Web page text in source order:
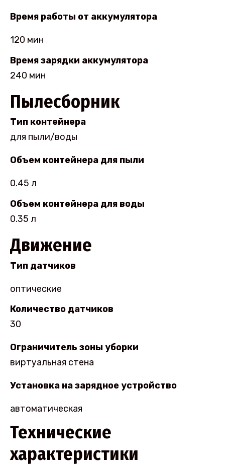
Время работы от аккумулятора
120 мин
Время зарядки аккумулятора
240 мин
Пылесборник
Тип контейнера
для пыли/воды
Объем контейнера для пыли
0.45 л
Объем контейнера для воды
0.35 л
Движение
Тип датчиков
оптические
Количество датчиков
30
Ограничитель зоны уборки
виртуальная стена
Установка на зарядное устройство
автоматическая
Технические
характеристики